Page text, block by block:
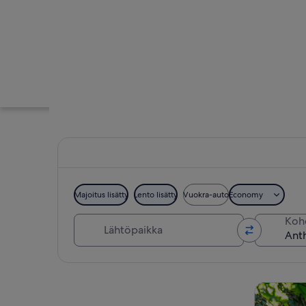
Majoitus lisätty Lento lisätty Vuokra-autoEconomy